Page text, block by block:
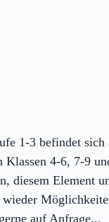
1-3 befindet sich
Klassen 4-6, 7-9
diesem Element
wieder
auf Anfrage...